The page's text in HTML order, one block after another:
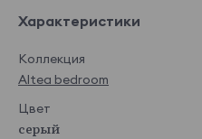
Характеристики
Коллекция
Altea bedroom
Цвет
серый